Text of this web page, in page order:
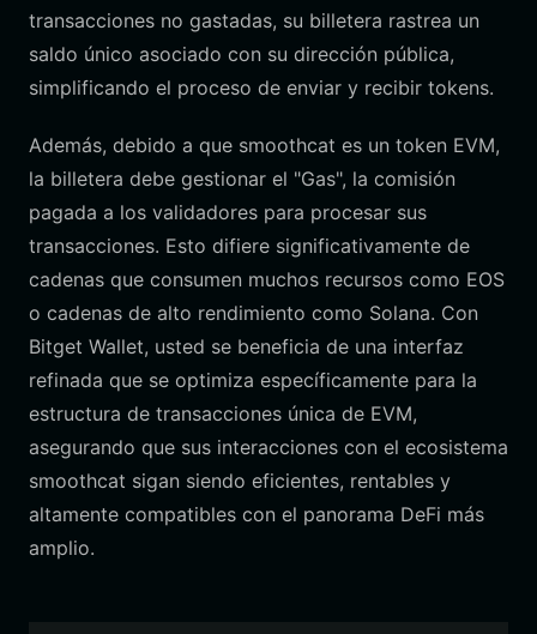
transacciones no gastadas, su billetera rastrea un
saldo único asociado con su dirección pública,
simplificando el proceso de enviar y recibir tokens.
Además, debido a que smoothcat es un token EVM,
la billetera debe gestionar el "Gas", la comisión
pagada a los validadores para procesar sus
transacciones. Esto difiere significativamente de
cadenas que consumen muchos recursos como EOS
o cadenas de alto rendimiento como Solana. Con
Bitget Wallet, usted se beneficia de una interfaz
refinada que se optimiza específicamente para la
estructura de transacciones única de EVM,
asegurando que sus interacciones con el ecosistema
smoothcat sigan siendo eficientes, rentables y
altamente compatibles con el panorama DeFi más
amplio.